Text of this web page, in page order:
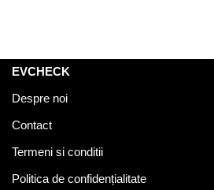
EVCHECK
Despre noi
Contact
Termeni si conditii
Politica de confidențialitate